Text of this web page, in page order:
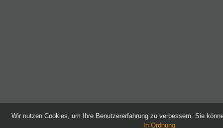
Wir nutzen Cookies, um Ihre Benutzererfahrung zu verbessern. Sie
In Ordnung